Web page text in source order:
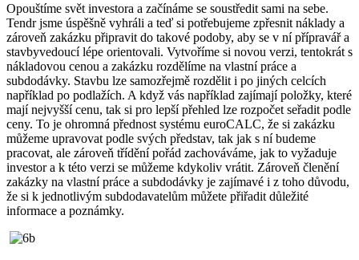
Opouštíme svět investora a začínáme se soustředit sami na sebe.
Tendr jsme úspěšně vyhráli a teď si potřebujeme zpřesnit náklady a
zároveň zakázku připravit do takové podoby, aby se v ní přípravář a
stavbyvedoucí lépe orientovali. Vytvoříme si novou verzi, tentokrát s
nákladovou cenou a zakázku rozdělíme na vlastní práce a
subdodávky. Stavbu lze samozřejmě rozdělit i po jiných celcích
například po podlažích. A když vás například zajímají položky, které
mají nejvyšší cenu, tak si pro lepší přehled lze rozpočet seřadit podle
ceny. To je ohromná přednost systému euroCALC, že si zakázku
můžeme upravovat podle svých představ, tak jak s ní budeme
pracovat, ale zároveň třídění pořád zachováváme, jak to vyžaduje
investor a k této verzi se můžeme kdykoliv vrátit. Zároveň členění
zakázky na vlastní práce a subdodávky je zajímavé i z toho důvodu,
že si k jednotlivým subdodavatelům můžete přiřadit důležité
informace a poznámky.